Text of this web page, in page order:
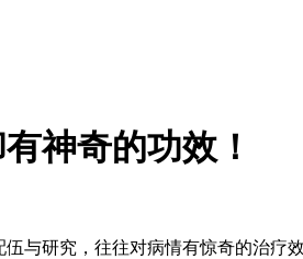
神奇的功效！
与研究，往往对病情有惊奇的治疗